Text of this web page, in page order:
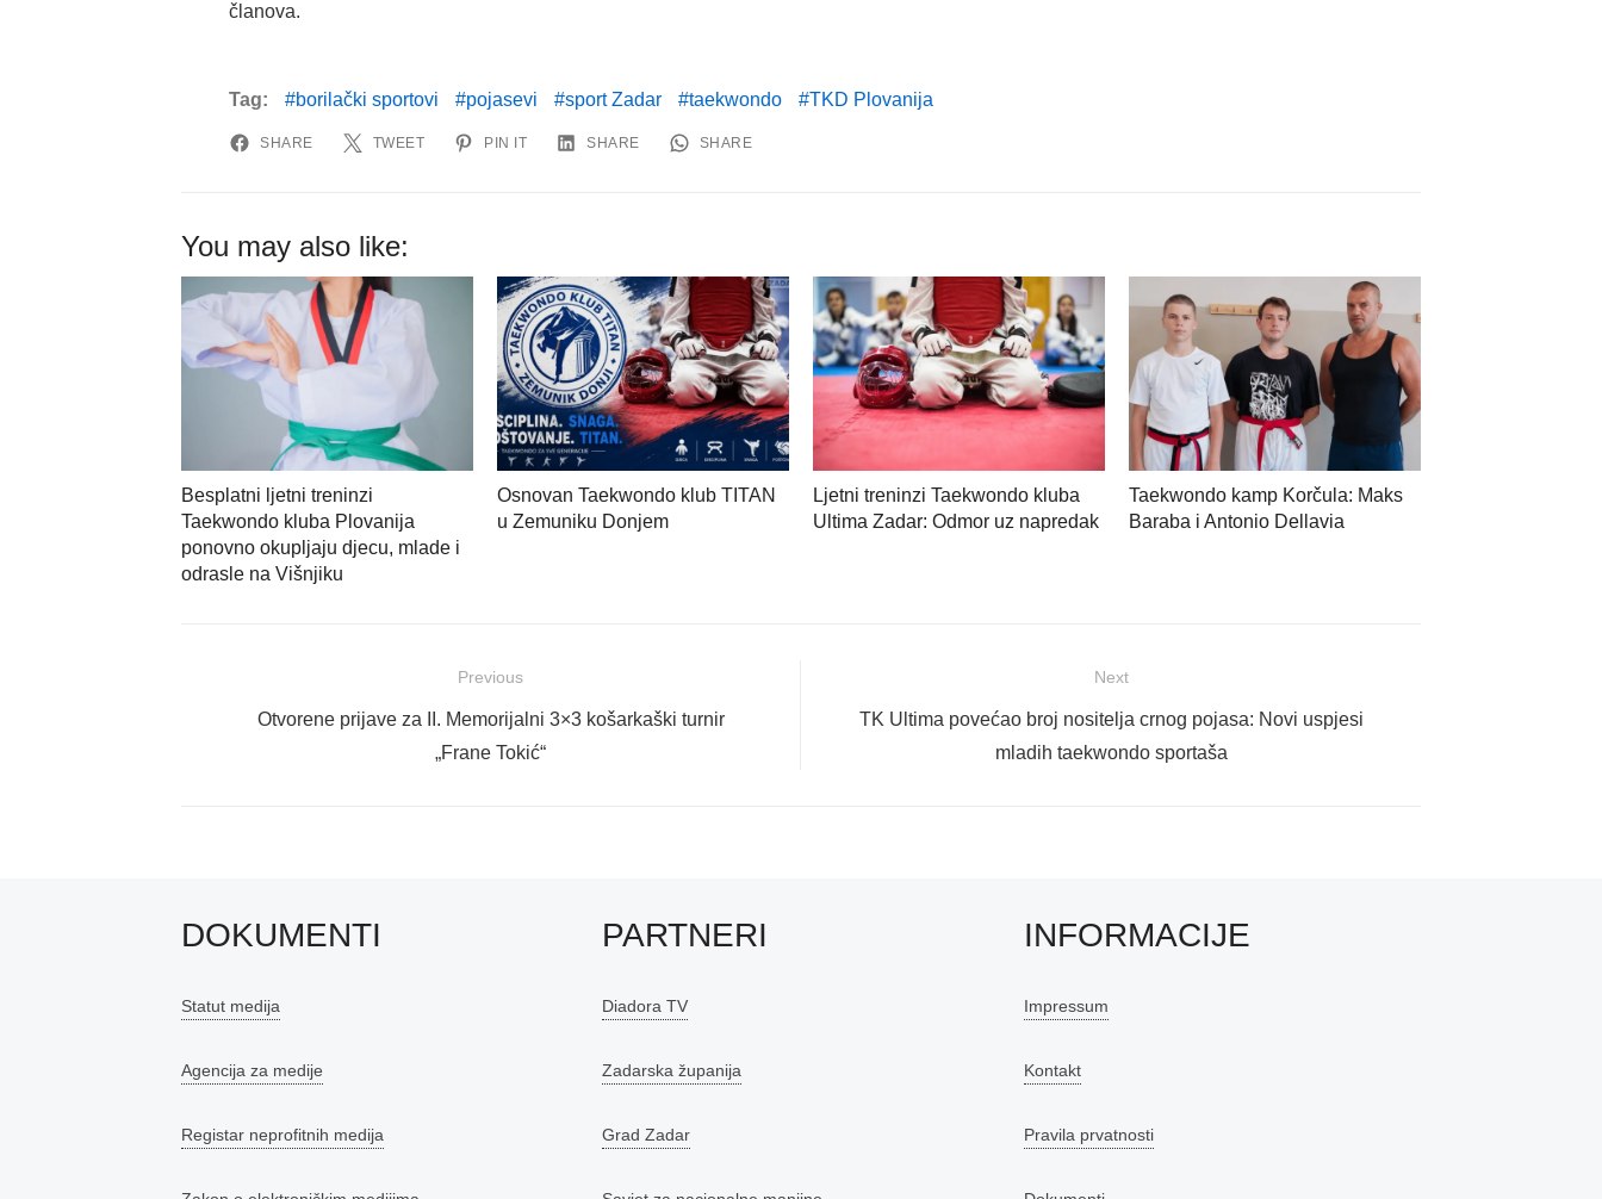
članova.
Tag: borilački sportovi pojasevi sport Zadar taekwondo TKD Plovanija
SHARE TWEET PIN IT SHARE SHARE
You may also like:
Besplatni ljetni treninzi
Taekwondo kluba Plovanija
ponovno okupljaju djecu, mlade i
odrasle na Višnjiku
Osnovan Taekwondo klub TITAN
u Zemuniku Donjem
Ljetni treninzi Taekwondo kluba
Ultima Zadar: Odmor uz napredak
Taekwondo kamp Korčula: Maks
Baraba i Antonio Dellavia
objava
Previous
Previous
Otvorene prijave za II. Memorijalni 3×3 košarkaški turnir
„Frane Tokić“
Next
Next
TK Ultima povećao broj nositelja crnog pojasa: Novi uspjesi
mladih taekwondo sportaša
DOKUMENTI
Statut medija
Agencija za medije
Registar neprofitnih medija
PARTNERI
Diadora TV
Zadarska županija
Grad Zadar
INFORMACIJE
Impressum
Kontakt
Pravila prvatnosti